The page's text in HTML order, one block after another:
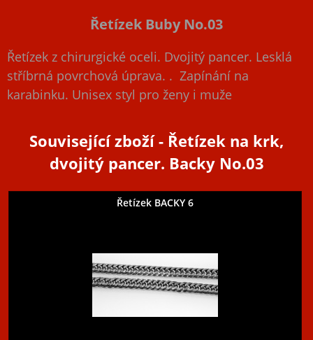
Řetízek Buby No.03
Řetízek z chirurgické oceli. Dvojitý pancer. Lesklá
stříbrná povrchová úprava. . Zapínání na
karabinku. Unisex styl pro ženy i muže
Související zboží- Řetízek na krk,
dvojitý pancer. Backy No.03
Řetízek BACKY 6